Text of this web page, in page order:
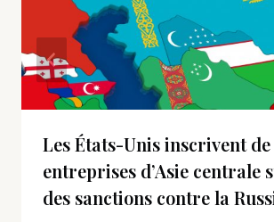
Les États-Unis inscrivent
entreprises d’Asie centrale
des sanctions contre la